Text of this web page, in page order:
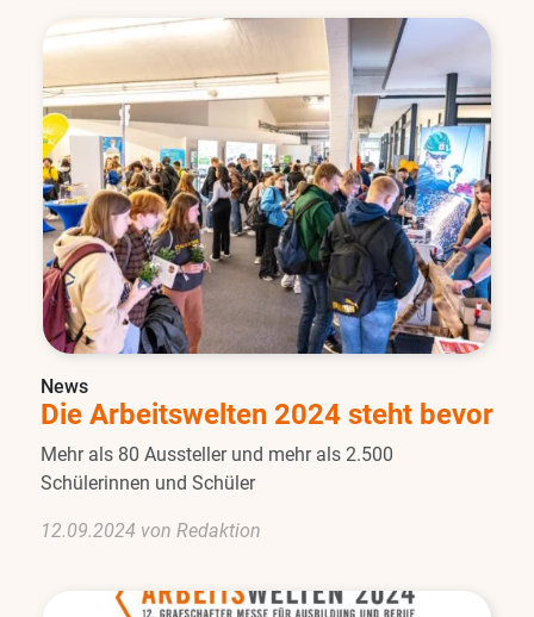
News
Die Arbeitswelten 2024 steht bevor
Mehr als 80 Aussteller und mehr als 2.500
Schülerinnen und Schüler
12.09.2024 von Redaktion